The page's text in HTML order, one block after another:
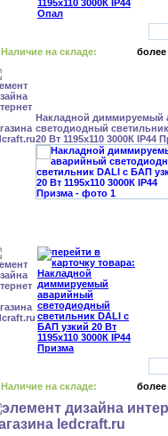
Наличие на складе: более
Накладной диммируемый
светодиодный
20 Вт 1195x110 3000К IP44
Наличие на складе: более